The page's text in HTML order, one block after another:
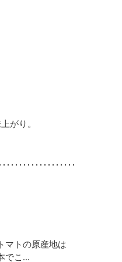
がり。
マトの原産地は
でこ...